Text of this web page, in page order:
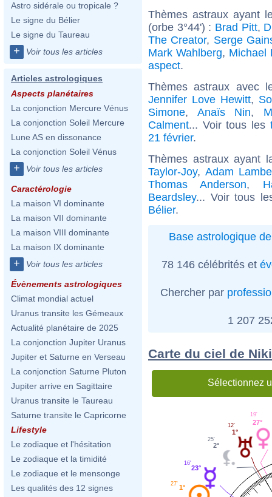
Astro sidérale ou tropicale ?
Le signe du Bélier
Le signe du Taureau
+ Voir tous les articles
Articles astrologiques
Aspects planétaires
La conjonction Mercure Vénus
La conjonction Soleil Mercure
Lune AS en dissonance
La conjonction Soleil Vénus
+ Voir tous les articles
Caractérologie
La maison VI dominante
La maison VII dominante
La maison VIII dominante
La maison IX dominante
+ Voir tous les articles
Évènements astrologiques
Climat mondial actuel
Uranus transite les Gémeaux
Actualité planétaire de 2025
La conjonction Jupiter Uranus
Jupiter et Saturne en Verseau
La conjonction Saturne Pluton
Jupiter arrive en Sagittaire
Uranus transite le Taureau
Saturne transite le Capricorne
Lifestyle
Le zodiaque et l'hésitation
Le zodiaque et la timidité
Le zodiaque et le mensonge
Les qualités des 12 signes
Thèmes astraux ayant
(orbe 3°44') : Brad Pitt,
The Creator, Serge
Mark Wahlberg, Michael
aspect.
Thèmes astraux avec
Jennifer Love Hewitt,
Simone, Anaïs Nin,
Calment... Voir tous les
21 février.
Thèmes astraux ayant
Taylor-Joy, Adam
Thomas Anderson,
Beardsley... Voir tous
Bélier.
Base astrologique
78 146 célébrités et
Chercher par
1 207
Carte du ciel de
Sélectionnez
27°
19'
1°
12'
2°
25'
23°
16'
1°
27'